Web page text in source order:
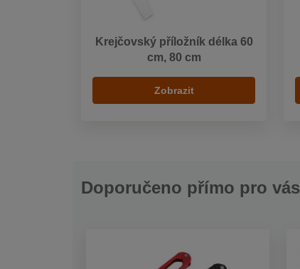
Krejčovský příložník délka 60
cm, 80 cm
Zobrazit
Doporučeno přímo pro vás